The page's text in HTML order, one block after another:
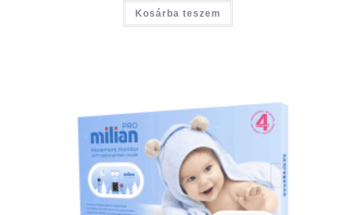
Kosárba teszem